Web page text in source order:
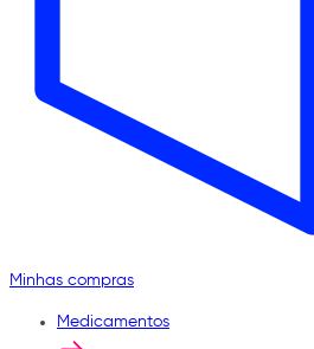
Minhas compras
Medicamentos